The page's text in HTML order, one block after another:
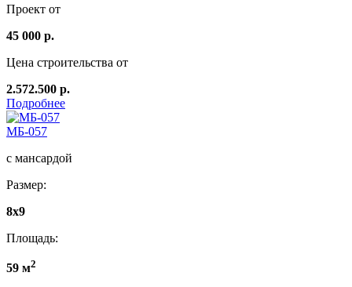
Проект от
45 000 р.
Цена строительства от
2.572.500 р.
Подробнее
МБ-057
с мансардой
Размер:
8x9
Площадь:
59 м2